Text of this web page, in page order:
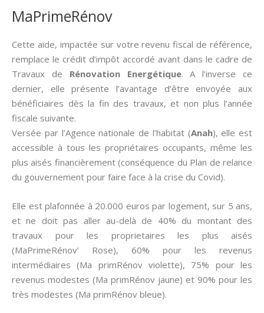
MaPrimeRénov
Cette aide, impactée sur votre revenu fiscal de référence,
remplace le crédit d’impôt accordé avant dans le cadre de
Travaux de Rénovation Energétique. A l’inverse ce
dernier, elle présente l’avantage d’être envoyée aux
bénéficiaires dès la fin des travaux, et non plus l’année
fiscale suivante.
Versée par l’Agence nationale de l’habitat (Anah), elle est
accessible à tous les propriétaires occupants, même les
plus aisés financièrement (conséquence du Plan de relance
du gouvernement pour faire face à la crise du Covid).
Elle est plafonnée à 20.000 euros par logement, sur 5 ans,
et ne doit pas aller au-delà de 40% du montant des
travaux pour les proprietaires les plus aisés
(MaPrimeRénov’ Rose), 60% pour les revenus
intermédiaires (Ma primRénov violette), 75% pour les
revenus modestes (Ma primRénov jaune) et 90% pour les
très modestes (Ma primRénov bleue).